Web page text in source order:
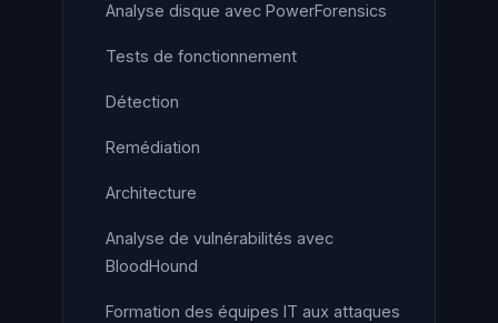
Analyse disque avec PowerForensics
Tests de fonctionnement
Détection
Remédiation
Architecture
Analyse de vulnérabilités avec
BloodHound
Formation des équipes IT aux attaques